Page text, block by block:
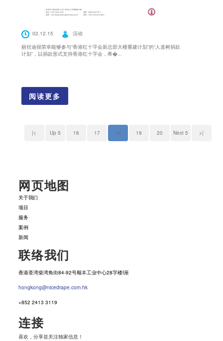
02.12.15
活动
丽丝迪很荣幸能够参与“香港红十字会新总部大楼重建计划”的“人道树捐款
计划”，以捐款形式支持香港红十字会，希�...
阅读更多
|< Up 5 16 17 18 19 20 Next 5 >|
网页地图
关于我们
项目
服务
案例
新闻
联络我们
香港荃湾柴湾角街84-92号顺丰工业中心28字楼I座
hongkong@nicedrape.com.hk
+852 2413 3119
连接
喜欢，分享並关注独家信息！